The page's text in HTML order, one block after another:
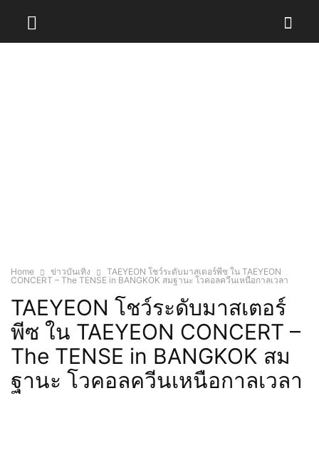
Home ข่าวบันเทิง
TAEYEON โชว์ระดับมาสเตอร์พีซ ใน TAEYEON
CONCERT – The TENSE in BANGKOK สมฐานะ โวคอลควีนเหนือกาลเวลา
TAEYEON โชว์ระดับมาสเตอร์
พีซ ใน TAEYEON CONCERT –
The TENSE in BANGKOK สม
ฐานะ โวคอลควีนเหนือกาลเวลา